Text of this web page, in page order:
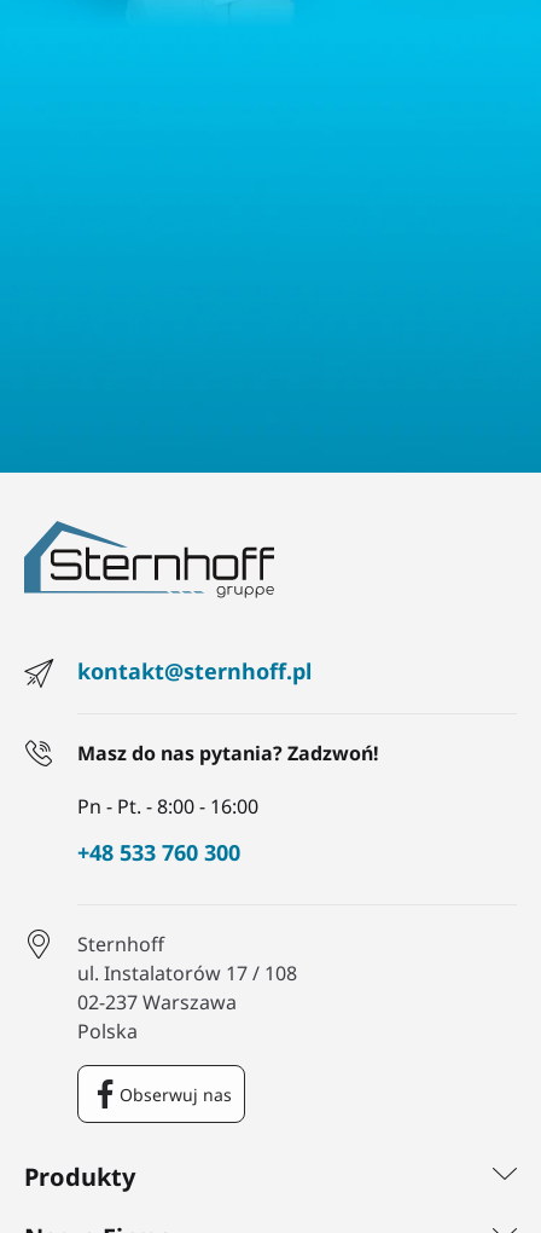
Produkty
kontakt@sternhoff.pl
Masz do nas pytania? Zadzwoń!
Pn - Pt. - 8:00 - 16:00
+48 533 760 300
Sternhoff
ul. Instalatorów 17 / 108
02-237 Warszawa
Polska
Obserwuj nas
Facebook